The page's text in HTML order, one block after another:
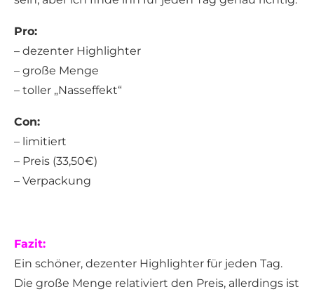
Pro:
– dezenter Highlighter
– große Menge
– toller „Nasseffekt“
Con:
– limitiert
– Preis (33,50€)
– Verpackung
Fazit:
Ein schöner, dezenter Highlighter für jeden Tag.
Die große Menge relativiert den Preis, allerdings ist